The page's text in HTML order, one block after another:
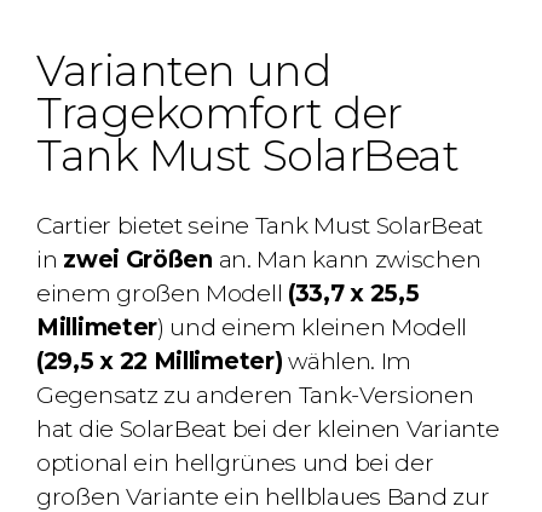
Varianten und
Tragekomfort der
Tank Must SolarBeat
Cartier bietet seine Tank Must SolarBeat
in zwei Größen an. Man kann zwischen
einem großen Modell (33,7 x 25,5
Millimeter) und einem kleinen Modell
(29,5 x 22 Millimeter) wählen. Im
Gegensatz zu anderen Tank-Versionen
hat die SolarBeat bei der kleinen Variante
optional ein hellgrünes und bei der
großen Variante ein hellblaues Band zur